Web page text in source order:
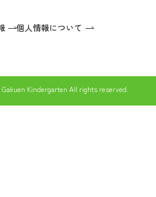
個人情報について
Kindergarten All rights reserved.